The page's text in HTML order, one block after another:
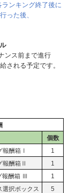
ンキング終了後に
った後、
ンス前まで進行
される予定です。
個数
報酬箱Ⅰ
1
報酬箱Ⅱ
1
報酬箱 Ⅲ
1
選択ボックス
5